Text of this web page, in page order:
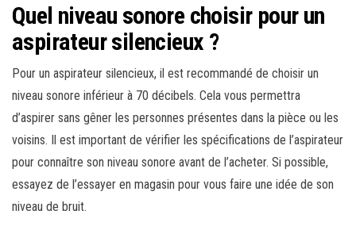
Quel niveau sonore choisir pour un
aspirateur silencieux ?
Pour un aspirateur silencieux, il est recommandé de choisir un
niveau sonore inférieur à 70 décibels. Cela vous permettra
d’aspirer sans gêner les personnes présentes dans la pièce ou les
voisins. Il est important de vérifier les spécifications de l’aspirateur
pour connaître son niveau sonore avant de l’acheter. Si possible,
essayez de l’essayer en magasin pour vous faire une idée de son
niveau de bruit.